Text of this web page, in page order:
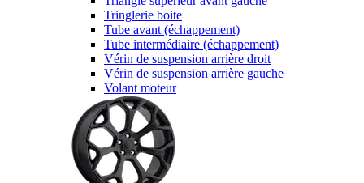
Tringlerie boite
Tube avant (échappement)
Tube intermédiaire (échappement)
Vérin de suspension arrière droit
Vérin de suspension arrière gauche
Volant moteur